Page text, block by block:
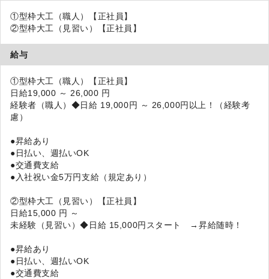
①型枠大工（職人）【正社員】
②型枠大工（見習い）【正社員】
給与
①型枠大工（職人）【正社員】
日給19,000 ～ 26,000 円
経験者（職人）◆日給 19,000円 ～ 26,000円以上！（経験考
慮）
●昇給あり
●日払い、週払いOK
●交通費支給
●入社祝い金5万円支給（規定あり）
②型枠大工（見習い）【正社員】
日給15,000 円 ～
未経験（見習い）◆日給 15,000円スタート →昇給随時！
●昇給あり
●日払い、週払いOK
●交通費支給